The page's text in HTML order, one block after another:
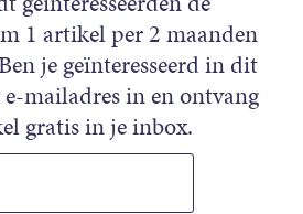
1 artikel per 2 maanden
je geïnteresseerd in dit
mailadres in en ontvang
gratis in je inbox.